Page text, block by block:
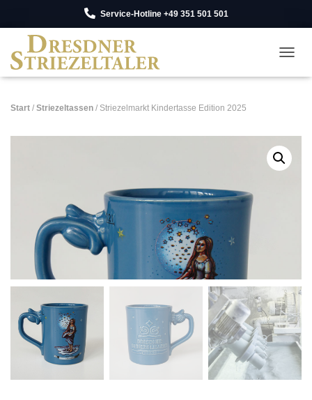
Service-Hotline +49 351 501 501
Start / Striezeltassen / Striezelmarkt Kindertasse Edition 2025